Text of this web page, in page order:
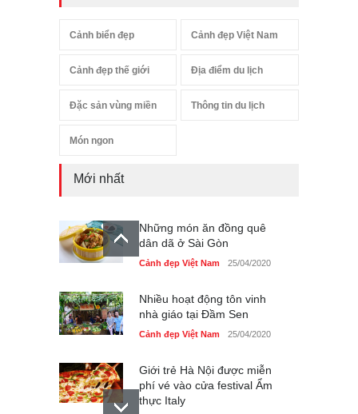
Cảnh biển đẹp Cảnh đẹp Việt Nam
Cảnh đẹp thế giới Địa điểm du lịch
Đặc sản vùng miền Thông tin du lịch
Món ngon
Mới nhất
Những món ăn đồng quê
dân dã ở Sài Gòn
Cảnh đẹp Việt Nam 25/04/2020
Nhiều hoạt động tôn vinh
nhà giáo tại Đầm Sen
Cảnh đẹp Việt Nam 25/04/2020
Giới trẻ Hà Nội được miễn
phí vé vào cửa festival Ẩm
thực Italy